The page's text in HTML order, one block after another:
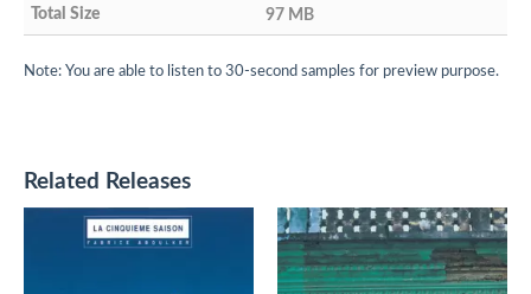
97 MB
Note: You are able to listen to 30-second samples for preview purpose.
Related Releases